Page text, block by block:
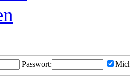
Passwort: